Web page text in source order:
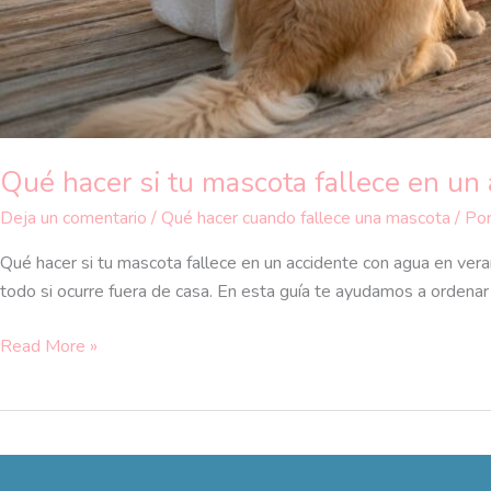
Qué hacer si tu mascota fallece en
Deja un comentario / Qué hacer cuando fallece una mascota / Por
Qué hacer si tu mascota fallece en un accidente con agua en
todo si ocurre fuera de casa. En esta guía te ayudamos a
Read More »